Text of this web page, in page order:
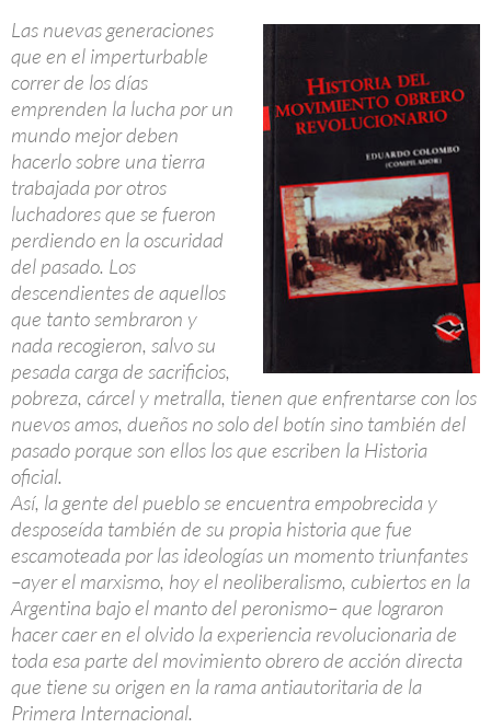
Las nuevas generaciones
que en el imperturbable
correr de los días
emprenden la lucha por un
mundo mejor deben
hacerlo sobre una tierra
trabajada por otros
luchadores que se fueron
perdiendo en la oscuridad
del pasado. Los
descendientes de aquellos
que tanto sembraron y
nada recogieron, salvo su
pesada carga de sacrificios,
pobreza, cárcel y metralla, tienen que enfrentarse con los
nuevos amos, dueños no solo del botín sino también del
pasado porque son ellos los que escriben la Historia
oficial.
Así, la gente del pueblo se encuentra empobrecida y
desposeída también de su propia historia que fue
escamoteada por las ideologías un momento triunfantes
–ayer el marxismo, hoy el neoliberalismo, cubiertos en la
Argentina bajo el manto del peronismo– que lograron
hacer caer en el olvido la experiencia revolucionaria de
toda esa parte del movimiento obrero de acción directa
que tiene su origen en la rama antiautoritaria de la
Primera Internacional.